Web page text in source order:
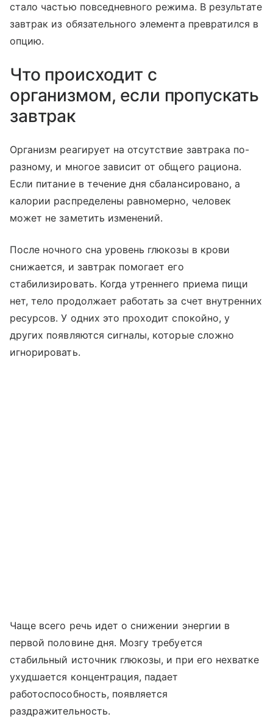
стало частью повседневного режима. В результате
завтрак из обязательного элемента превратился в
опцию.
Что происходит с
организмом, если пропускать
завтрак
Организм реагирует на отсутствие завтрака по-
разному, и многое зависит от общего рациона.
Если питание в течение дня сбалансировано, а
калории распределены равномерно, человек
может не заметить изменений.
После ночного сна уровень глюкозы в крови
снижается, и завтрак помогает его
стабилизировать. Когда утреннего приема пищи
нет, тело продолжает работать за счет внутренних
ресурсов. У одних это проходит спокойно, у
других появляются сигналы, которые сложно
игнорировать.
Чаще всего речь идет о снижении энергии в
первой половине дня. Мозгу требуется
стабильный источник глюкозы, и при его нехватке
ухудшается концентрация, падает
работоспособность, появляется
раздражительность.